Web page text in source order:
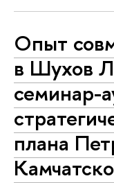
Опыт
в Шухов
семинар-
плана